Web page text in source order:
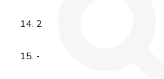
2
-